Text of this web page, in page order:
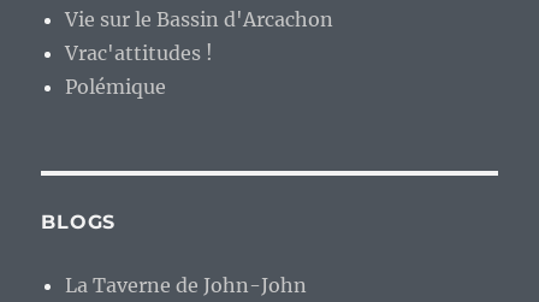
Vie sur le Bassin d'Arcachon
Vrac'attitudes !
Polémique
BLOGS
La Taverne de John-John